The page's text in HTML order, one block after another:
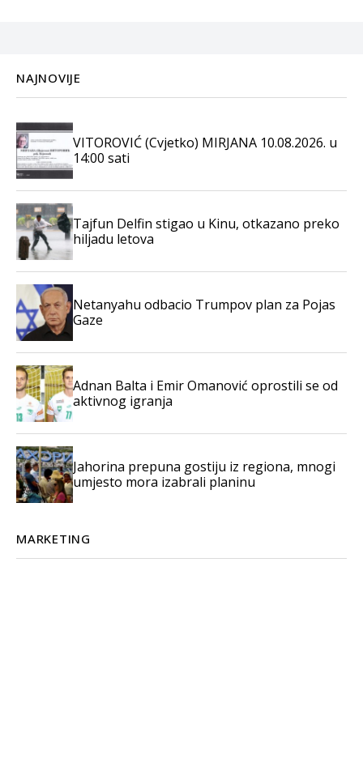
NAJNOVIJE
VITOROVIĆ (Cvjetko) MIRJANA 10.08.2026. u
14:00 sati
Tajfun Delfin stigao u Kinu, otkazano preko
hiljadu letova
Netanyahu odbacio Trumpov plan za Pojas
Gaze
Adnan Balta i Emir Omanović oprostili se od
aktivnog igranja
Jahorina prepuna gostiju iz regiona, mnogi
umjesto mora izabrali planinu
MARKETING